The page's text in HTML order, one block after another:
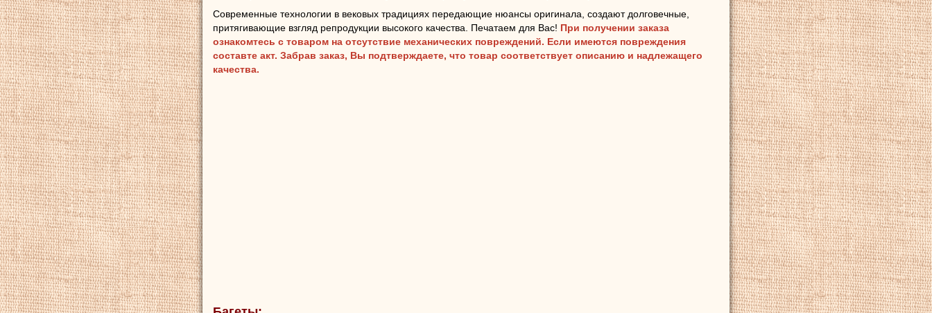
Современные технологии в вековых традициях передающие нюансы оригинала, создают долговечные,
притягивающие взгляд репродукции высокого качества. Печатаем для Вас! При получении заказа
ознакомтесь с товаром на отсутствие механических повреждений. Если имеются повреждения
составте акт. Забрав заказ, Вы подтверждаете, что товар соответствует описанию и надлежащего
качества.